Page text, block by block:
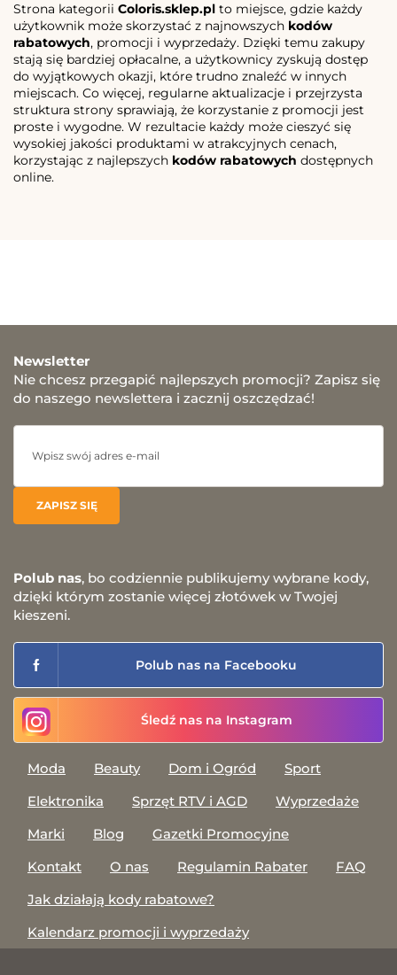
Strona kategorii Coloris.sklep.pl to miejsce, gdzie każdy
użytkownik może skorzystać z najnowszych kodów
rabatowych, promocji i wyprzedaży. Dzięki temu zakupy
stają się bardziej opłacalne, a użytkownicy zyskują dostęp
do wyjątkowych okazji, które trudno znaleźć w innych
miejscach. Co więcej, regularne aktualizacje i przejrzysta
struktura strony sprawiają, że korzystanie z promocji jest
proste i wygodne. W rezultacie każdy może cieszyć się
wysokiej jakości produktami w atrakcyjnych cenach,
korzystając z najlepszych kodów rabatowych dostępnych
online.
Newsletter
Nie chcesz przegapić najlepszych promocji? Zapisz się
do naszego newslettera i zacznij oszczędzać!
Polub nas, bo codziennie publikujemy wybrane kody,
dzięki którym zostanie więcej złotówek w Twojej
kieszeni.
Polub nas na Facebooku
Śledź nas na Instagram
Moda Beauty Dom i Ogród
Sport
Elektronika
Sprzęt RTV i AGD
Wyprzedaże
Marki
Blog
Gazetki Promocyjne
Kontakt
O nas Regulamin Rabater
FAQ
Jak działają kody rabatowe?
Kalendarz promocji i wyprzedaży